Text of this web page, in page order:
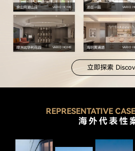
佘山月湖山庄 VARIO HOME 汤臣一品 VARIO
绿洲比华利花园 VARIO HOME 海玥黄浦源 VARIO
立即探索
REPRESENTATIVE
海外代表性